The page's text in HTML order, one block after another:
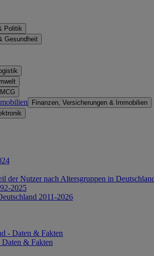
Politik
Gesundheit
Finanzen, Versicherungen & Immobilien
der Nutzer nach Altersgruppen in
2025
2011-2026
- Daten & Fakten
Daten & Fakten